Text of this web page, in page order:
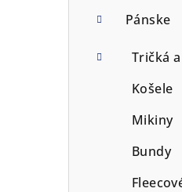
Pánske
Tričká
Košele
Mikiny
Bundy